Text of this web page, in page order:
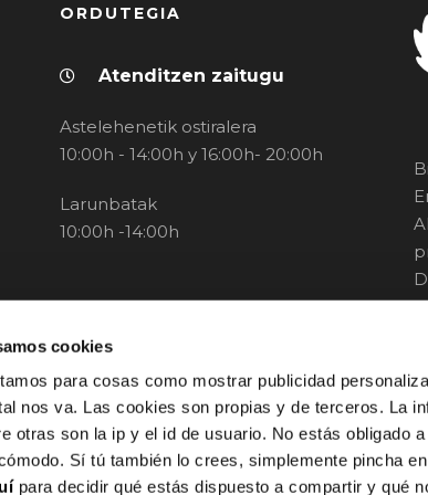
cookies
para cosas como mostrar publicidad
nos va. Las cookies son propias y de terceros. La
otras son la ip y el id de usuario. No estás obligado
Sí tú también lo crees, simplemente pincha en
para decidir qué estás dispuesto a compartir y qué
ORDUTEGIA
Atenditzen zaitugu
Astelehenetik ostiralera
10:00h - 14:00h y 16:00h- 20:00h
Larunbatak
10:00h -14:00h